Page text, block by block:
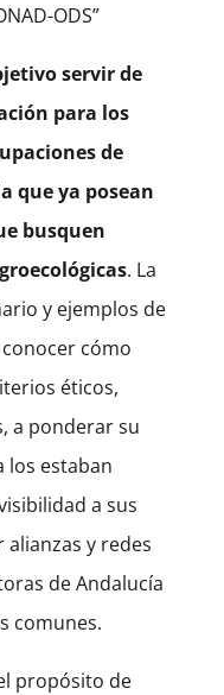
ODS”
servir de
para los
de
que ya posean
busquen
. La
y ejemplos de
cómo
éticos,
a ponderar su
los estaban
a sus
alianzas y redes
de Andalucía
comunes.
propósito de